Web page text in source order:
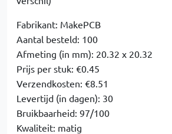
Fabrikant: MakePCB
Aantal besteld: 100
Afmeting (in mm): 20.32 x 20.32
Prijs per stuk: €0.45
Verzendkosten: €8.51
Levertijd (in dagen): 30
Bruikbaarheid: 97/100
Kwaliteit: matig